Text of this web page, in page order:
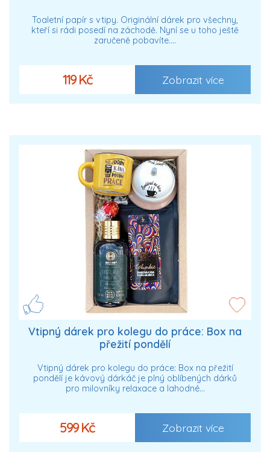
Toaletní papír s vtipy. Originální dárek pro všechny,
kteří si rádi posedí na záchodě. Nyní se u toho ještě
zaručeně pobavíte.…
119 Kč Zobrazit více
Vtipný dárek pro kolegu do práce: Box na
přežití pondělí
Vtipný dárek pro kolegu do práce: Box na přežití
pondělí je kávový dárkáč je plný oblíbených dárků
pro milovníky relaxace a lahodné…
599 Kč Zobrazit více